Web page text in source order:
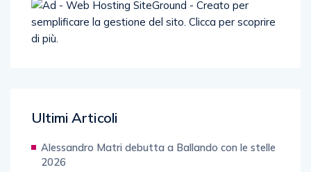
Ultimi Articoli
Alessandro Matri debutta a Ballando con le stelle
2026